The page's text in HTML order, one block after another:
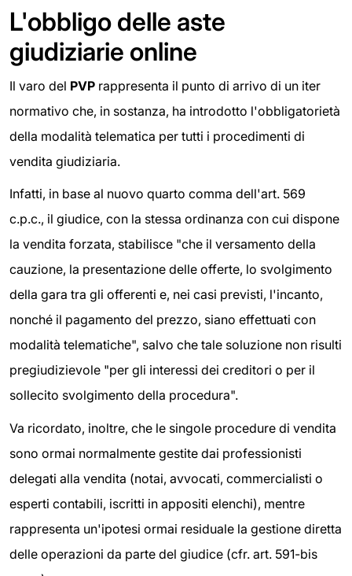
L'obbligo delle aste
giudiziarie online
Il varo del PVP rappresenta il punto di arrivo di un iter
normativo che, in sostanza, ha introdotto l'obbligatorietà
della modalità telematica per tutti i procedimenti di
vendita giudiziaria.
Infatti, in base al nuovo quarto comma dell'art. 569
c.p.c., il giudice, con la stessa ordinanza con cui dispone
la vendita forzata, stabilisce "che il versamento della
cauzione, la presentazione delle offerte, lo svolgimento
della gara tra gli offerenti e, nei casi previsti, l'incanto,
nonché il pagamento del prezzo, siano effettuati con
modalità telematiche", salvo che tale soluzione non risulti
pregiudizievole "per gli interessi dei creditori o per il
sollecito svolgimento della procedura".
Va ricordato, inoltre, che le singole procedure di vendita
sono ormai normalmente gestite dai professionisti
delegati alla vendita (notai, avvocati, commercialisti o
esperti contabili, iscritti in appositi elenchi), mentre
rappresenta un'ipotesi ormai residuale la gestione diretta
delle operazioni da parte del giudice (cfr. art. 591-bis